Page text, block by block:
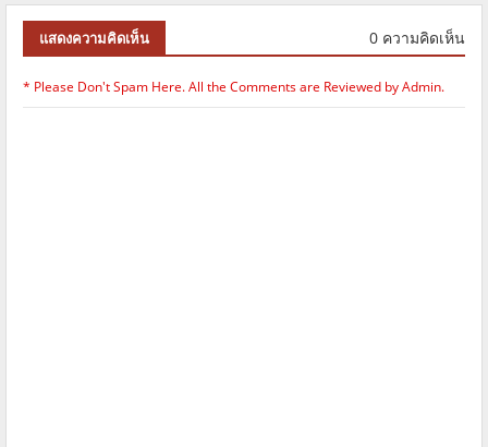
แสดงความคิดเห็น 0 ความคิดเห็น
* Please Don't Spam Here. All the Comments are Reviewed by Admin.